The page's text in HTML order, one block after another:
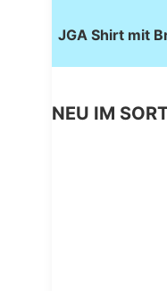
JGA Shirt mit
NEU IM